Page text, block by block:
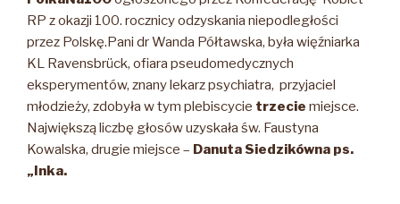
RP z okazji 100. rocznicy odzyskania niepodległości
przez Polskę.Pani dr Wanda Półtawska, była więźniarka
KL Ravensbrück, ofiara pseudomedycznych
eksperymentów, znany lekarz psychiatra, przyjaciel
młodzieży, zdobyła w tym plebiscycie trzecie miejsce.
Największą liczbę głosów uzyskała św. Faustyna
Kowalska, drugie miejsce – Danuta Siedzikówna ps.
„Inka.